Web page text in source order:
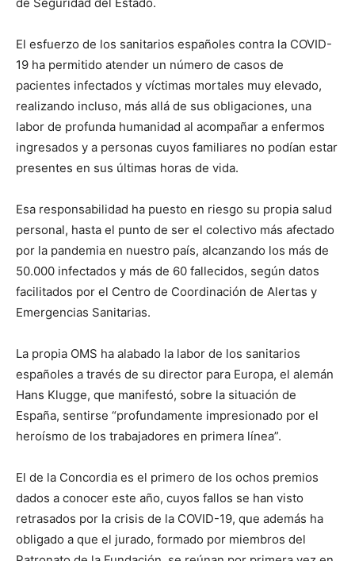
El esfuerzo de los sanitarios españoles contra la COVID-
19 ha permitido atender un número de casos de
pacientes infectados y víctimas mortales muy elevado,
realizando incluso, más allá de sus obligaciones, una
labor de profunda humanidad al acompañar a enfermos
ingresados y a personas cuyos familiares no podían estar
presentes en sus últimas horas de vida.
Esa responsabilidad ha puesto en riesgo su propia salud
personal, hasta el punto de ser el colectivo más afectado
por la pandemia en nuestro país, alcanzando los más de
50.000 infectados y más de 60 fallecidos, según datos
facilitados por el Centro de Coordinación de Alertas y
Emergencias Sanitarias.
La propia OMS ha alabado la labor de los sanitarios
españoles a través de su director para Europa, el alemán
Hans Klugge, que manifestó, sobre la situación de
España, sentirse “profundamente impresionado por el
heroísmo de los trabajadores en primera línea”.
El de la Concordia es el primero de los ochos premios
dados a conocer este año, cuyos fallos se han visto
retrasados por la crisis de la COVID-19, que además ha
obligado a que el jurado, formado por miembros del